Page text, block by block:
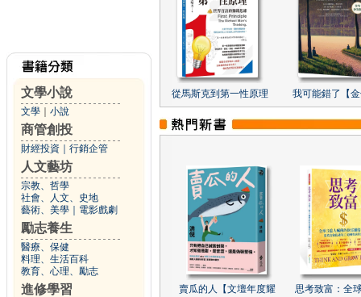
文學小說
文學 小說
商管創投
財經投資 行銷企管
人文藝坊
宗教、哲學
社會、人文、史地
藝術、美學
電影戲劇
勵志養生
醫療、保健
料理、生活百科
教育、心理、勵志
進修學習
從馬斯克到第一性原理 我可能錯了【
賣瓜的人【文壇年度耀 思考致富：全